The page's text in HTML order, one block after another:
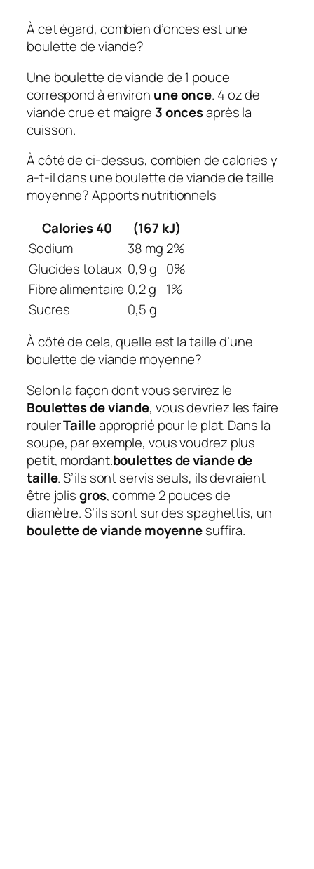
À cet égard, combien d’onces est une
boulette de viande?
Une boulette de viande de 1 pouce
correspond à environ une once. 4 oz de
viande crue et maigre 3 oncesaprès la
cuisson.
À côté de ci-dessus, combien de calories y
a-t-il dans une boulette de viande de taille
moyenne? Apports nutritionnels
Calories 40
(167 kJ)
Sodium
38 mg 2%
Glucides totaux 0,9 g 0%
Fibre alimentaire 0,2 g
1%
Sucres
0,5 g
À côté de cela, quelle est la taille d’une
boulette de viande moyenne?
Selon la façon dont vous servirez le
Boulettes de viande, vous devriez les faire
roulerTailleapproprié pour le plat. Dans la
soupe, par exemple, vous voudrez plus
petit, mordant.boulettes de viande de
taille. S’ils sont servis seuls, ils devraient
être jolisgros, comme 2 pouces de
diamètre. S’ils sont sur des spaghettis, un
boulette de viande moyennesuffira.